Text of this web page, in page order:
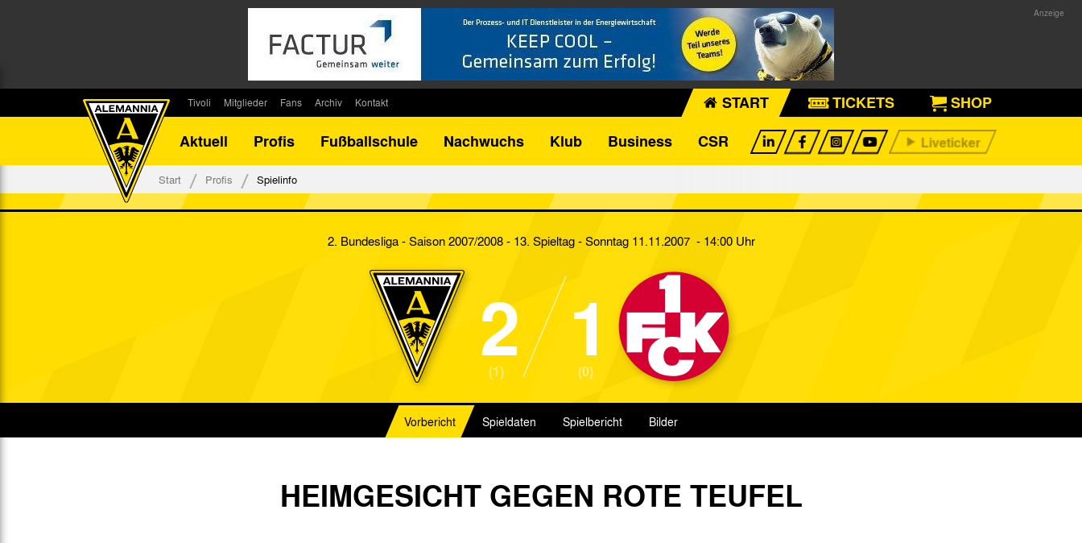
Tivoli
Stadionsprecher
Mitglieder
Kontakt
Fans
Fanbeirat
Fan-Klubs
Archiv
Ahnentafel
Kontakt START TICKETS
SHOP
Aktuell
Profis Fußballschule Nachwuchs Klub Business CSR
Start Profis Spielinfo
2. Bundesliga - Saison 2007/2008 - 13. Spieltag- Sonntag 11.11.2007 - 14:00 Uhr
2
(1) 1
(0)
Vorbericht Spieldaten Spielbericht Bilder
HEIMGESICHT GEGEN ROTE TEUFEL